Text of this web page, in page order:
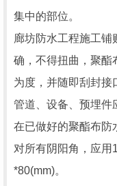
集中的部位。
廊坊防水工程施工铺
确，不得扭曲，聚酯
为度，并随即刮封接
管道、设备、预埋件
在已做好的聚酯布防
对所有阴阳角，应用
*80(mm)。